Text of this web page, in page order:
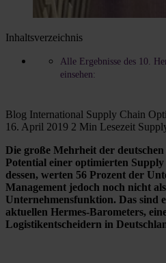
Inhaltsverzeichnis
Alle Ergebnisse des 10.
einsehen:
Blog International Supply Chain
16. April 2019 2 Min Lesezeit
Die große Mehrheit der
Potential einer optimierten
dessen, werten 56 Prozent der
Management jedoch noch nicht
Unternehmensfunktion. Das sind
aktuellen Hermes-Barometers,
Logistikentscheidern in